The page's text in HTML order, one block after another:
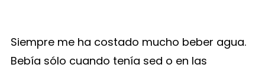
Siempre me ha costado mucho beber agua.
Bebía sólo cuando tenía sed o en las